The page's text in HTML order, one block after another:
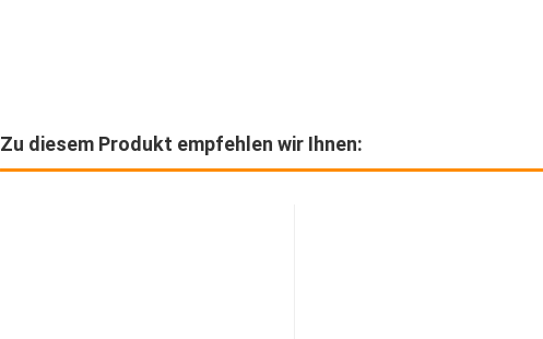
Zu diesem Produkt empfehlen wir Ihnen: